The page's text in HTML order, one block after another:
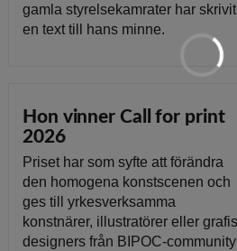
gamla styrelsekamrater har skrivit
en text till hans minne.
Hon vinner Call for print
2026
Priset har som syfte att förändra
den homogena konstscenen och
ges till yrkesverksamma
konstnärer, illustratörer eller
designers från BIPOC-